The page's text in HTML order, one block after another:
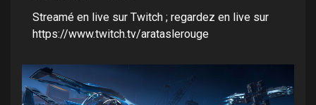
Streamé en live sur Twitch ; regardez en live sur
https://www.twitch.tv/arataslerouge